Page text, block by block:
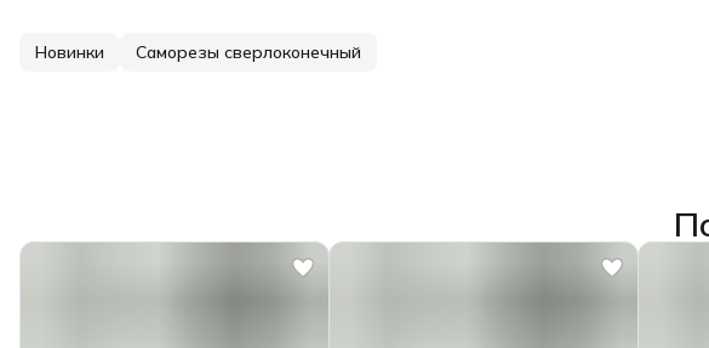
Новинки Саморезы сверлоконечный